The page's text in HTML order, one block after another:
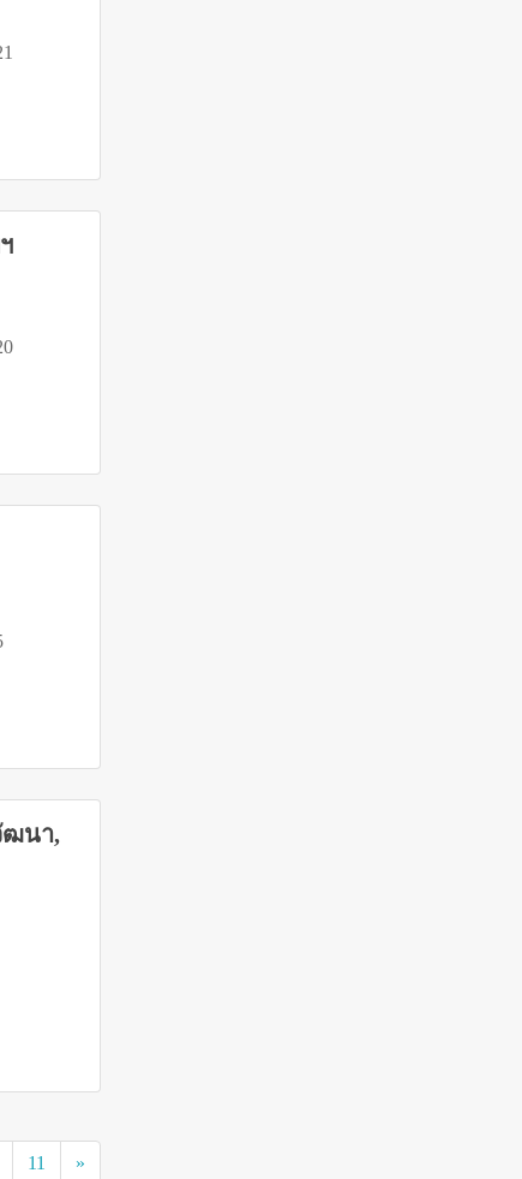
ฒนา,
11 »